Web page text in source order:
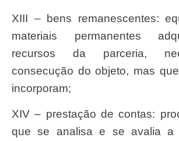
XIII – bens remanescentes: equipamentos e
materiais permanentes
recursos da parceria,
consecução do objeto, mas
incorporam;
XIV – prestação de contas: procedimento em
que se analisa e se avalia a